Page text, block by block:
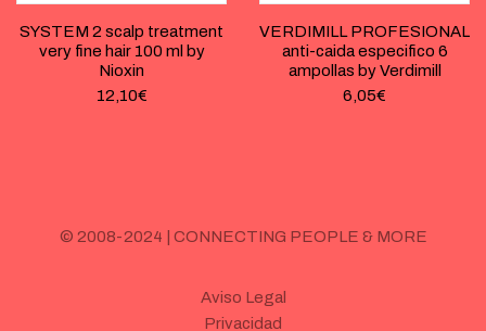
SYSTEM 2 scalp treatment
very fine hair 100 ml by
Nioxin
12,10€
VERDIMILL PROFESIONAL
anti-caida especifico 6
ampollas by Verdimill
6,05€
© 2008-2024 | CONNECTING PEOPLE & MORE
Aviso Legal
Privacidad